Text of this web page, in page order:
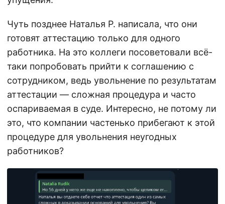
Чуть позднее Наталья Р. написала, что они
готовят аттестацию только для одного
работника. На это коллеги посоветовали всё-
таки попробовать прийти к соглашению с
сотрудником, ведь увольнение по результатам
аттестации — сложная процедура и часто
оспариваемая в суде. Интересно, не потому ли
это, что компании частенько прибегают к этой
процедуре для увольнения неугодных
работников?